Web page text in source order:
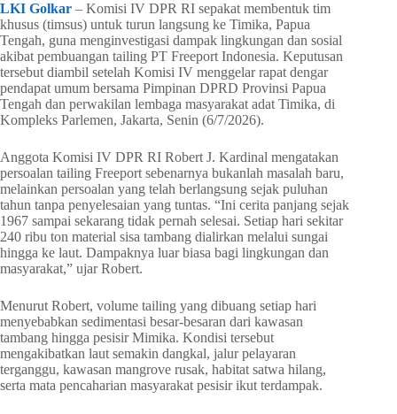
LKI Golkar – Komisi IV DPR RI sepakat membentuk tim
khusus (timsus) untuk turun langsung ke Timika, Papua
Tengah, guna menginvestigasi dampak lingkungan dan sosial
akibat pembuangan tailing PT Freeport Indonesia. Keputusan
tersebut diambil setelah Komisi IV menggelar rapat dengar
pendapat umum bersama Pimpinan DPRD Provinsi Papua
Tengah dan perwakilan lembaga masyarakat adat Timika, di
Kompleks Parlemen, Jakarta, Senin (6/7/2026).
Anggota Komisi IV DPR RI Robert J. Kardinal mengatakan
persoalan tailing Freeport sebenarnya bukanlah masalah baru,
melainkan persoalan yang telah berlangsung sejak puluhan
tahun tanpa penyelesaian yang tuntas. “Ini cerita panjang sejak
1967 sampai sekarang tidak pernah selesai. Setiap hari sekitar
240 ribu ton material sisa tambang dialirkan melalui sungai
hingga ke laut. Dampaknya luar biasa bagi lingkungan dan
masyarakat,” ujar Robert.
Menurut Robert, volume tailing yang dibuang setiap hari
menyebabkan sedimentasi besar-besaran dari kawasan
tambang hingga pesisir Mimika. Kondisi tersebut
mengakibatkan laut semakin dangkal, jalur pelayaran
terganggu, kawasan mangrove rusak, habitat satwa hilang,
serta mata pencaharian masyarakat pesisir ikut terdampak.